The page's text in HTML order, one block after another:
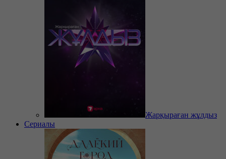
Жарқыраған жұлдыз
Сериалы